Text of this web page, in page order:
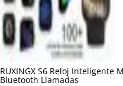
RUXINGX S6 Reloj Inteligente
Bluetooth Llamadas